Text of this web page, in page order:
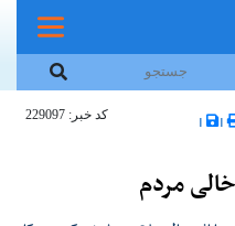
|
|
کد خبر: 229097
مردم